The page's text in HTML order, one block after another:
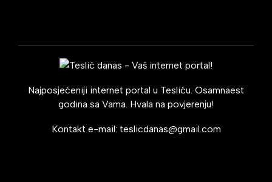
Najposjećeniji internet portal u Tesliću. Osamnaest
godina sa Vama. Hvala na povjerenju!
Kontakt e-mail: teslicdanas@gmail.com